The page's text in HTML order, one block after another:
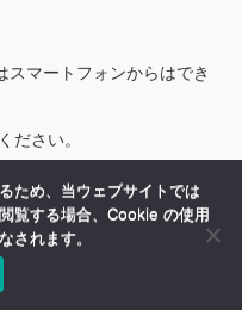
スマートフォンからはでき
ださい。
ため、当ウェブサイトでは
覧する場合、Cookie の使用
されます。